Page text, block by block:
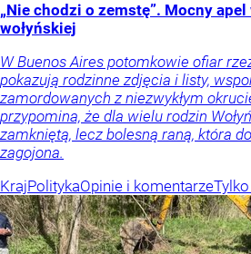
„Nie chodzi o zemstę”. Mocny
wołyńskiej
W Buenos Aires potomkowie ofiar
pokazują rodzinne zdjęcia i listy,
zamordowanych z niezwykłym
przypomina, że dla wielu rodzin
zamkniętą, lecz bolesną raną, która
zagojona.
KrajPolitykaOpinie i komentarze